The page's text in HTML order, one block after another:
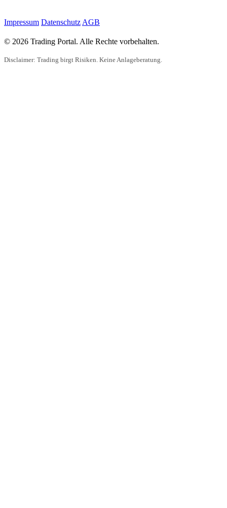
Impressum Datenschutz AGB
© 2026 Trading Portal. Alle Rechte vorbehalten.
Disclaimer: Trading birgt Risiken. Keine Anlageberatung.